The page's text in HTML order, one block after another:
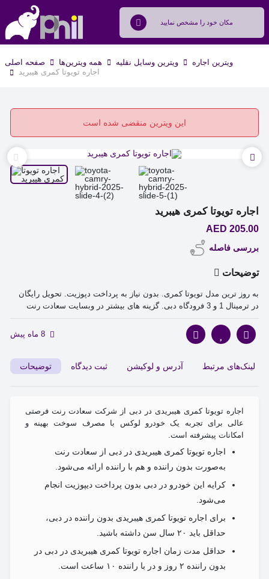
صفحه اصلی همه ویترین‌ها ویترین وسایل نقلیه
ویترین اجاره
اجاره تویوتا کمری هیبرید
این ویترین منقضی شده است
اجاره تویوتا کمری هیبرید
205.00 AED
بررسی فاصله
توضیحات
به روز ترین مدل تویوتا کمری. بدون نیاز به پرداخت دپوزیت. تحویل رایگان
در ترمینال 1 و 3 فرودگاه دبی. گزینه های بیشتر در وبسایت سعادت رنت
8 ماه پیش
توضیحات ثبت دیدگاه آدرس و لوکیشن لینک‌های مرتبط
اجاره تویوتا کمری هیبریدی در دبی از شرکت سعادت رنت فرصتی
عالی برای تجربه یک خودرو لوکس با مصرف سوخت بهینه و
امکانات پیشرفته است.
اجاره تویوتا کمری هیبریدی در دبی از سعادت رنت
به‌صورت بدون راننده و هم با راننده ارائه می‌شود.
کرایه این خودرو در دبی بدون پرداخت دیپوزیت انجام
می‌شود.
برای اجاره تویوتا کمری هیبریدی بدون راننده در دبی،
حداقل باید ۲۰ سال سن داشته باشید.
حداقل مدت زمان اجاره تویوتا کمری هیبریدی در دبی در
بدون راننده ۲ روز و در با راننده ۱۰ ساعت است.